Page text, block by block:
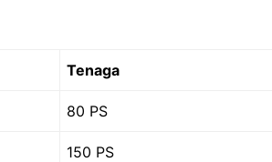
Tenaga
80 PS
150 PS